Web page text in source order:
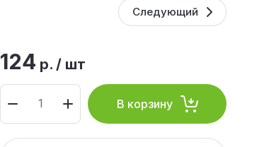
Следующий
124 р. / шт
В корзину